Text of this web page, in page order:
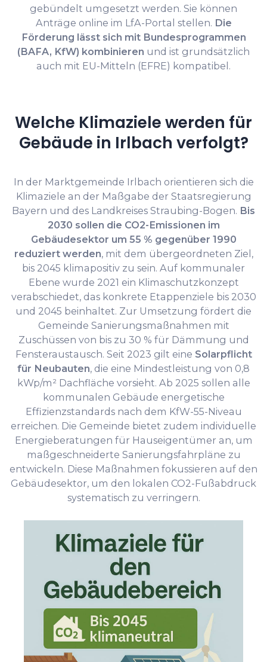
gebündelt umgesetzt werden. Sie können
Anträge online im LfA-Portal stellen. Die
Förderung lässt sich mit Bundesprogrammen
(BAFA, KfW) kombinieren und ist grundsätzlich
auch mit EU-Mitteln (EFRE) kompatibel.
Welche Klimaziele werden für
Gebäude in Irlbach verfolgt?
In der Marktgemeinde Irlbach orientieren sich die
Klimaziele an der Maßgabe der Staatsregierung
Bayern und des Landkreises Straubing-Bogen. Bis
2030 sollen die CO2-Emissionen im
Gebäudesektor um 55 % gegenüber 1990
reduziert werden, mit dem übergeordneten Ziel,
bis 2045 klimapositiv zu sein. Auf kommunaler
Ebene wurde 2021 ein Klimaschutzkonzept
verabschiedet, das konkrete Etappenziele bis 2030
und 2045 beinhaltet. Zur Umsetzung fördert die
Gemeinde Sanierungsmaßnahmen mit
Zuschüssen von bis zu 30 % für Dämmung und
Fensteraustausch. Seit 2023 gilt eine Solarpflicht
für Neubauten, die eine Mindestleistung von 0,8
kWp/m² Dachfläche vorsieht. Ab 2025 sollen alle
kommunalen Gebäude energetische
Effizienzstandards nach dem KfW-55-Niveau
erreichen. Die Gemeinde bietet zudem individuelle
Energieberatungen für Hauseigentümer an, um
maßgeschneiderte Sanierungsfahrpläne zu
entwickeln. Diese Maßnahmen fokussieren auf den
Gebäudesektor, um den lokalen CO2-Fußabdruck
systematisch zu verringern.